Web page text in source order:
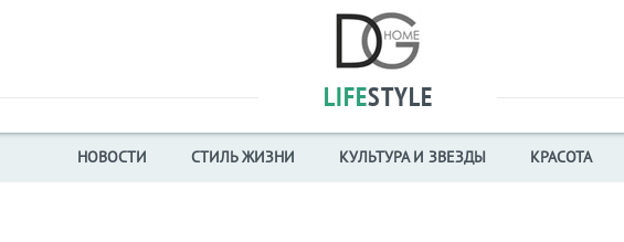
LIFESTYLE
НОВОСТИ СТИЛЬ ЖИЗНИ КУЛЬТУРА И ЗВЕЗДЫ КРАСОТА